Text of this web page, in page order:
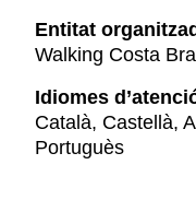
Entitat
Walking Costa
Idiomes
Català, Castellà,
Portuguès